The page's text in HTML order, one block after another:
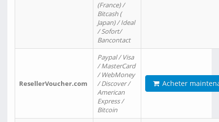
(France) /
Bitcash (
Japan) / Ideal
/ Sofort/
Bancontact
ResellerVoucher.com
Paypal / Visa
/ MasterCard
/ WebMoney
/ Discover /
American
Express /
Bitcoin
Acheter